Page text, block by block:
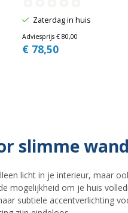
Zaterdag in huis
Adviesprijs€ 80,00
€ 78,50
slimme
licht in je interieur, maar
mogelijkheid om je huis
subtiele accentverlichting